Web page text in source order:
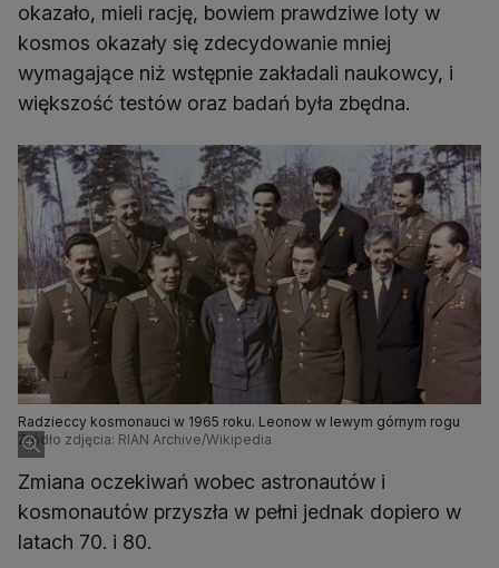
okazało, mieli rację, bowiem prawdziwe loty w
kosmos okazały się zdecydowanie mniej
wymagające niż wstępnie zakładali naukowcy, i
większość testów oraz badań była zbędna.
Radzieccy kosmonauci w 1965 roku. Leonow w lewym górnym rogu
Źródło zdjęcia: RIAN Archive/Wikipedia
Zmiana oczekiwań wobec astronautów i
kosmonautów przyszła w pełni jednak dopiero w
latach 70. i 80.